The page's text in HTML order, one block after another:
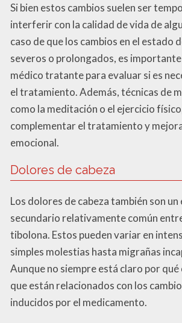
Si bien estos cambios suelen ser
interferir con la calidad de vida de
caso de que los cambios en el estado
severos o prolongados, es
médico tratante para evaluar si es
el tratamiento. Además, técnicas de
como la meditación o el ejercicio
complementar el tratamiento y
emocional.
Dolores de cabeza
Los dolores de cabeza también son
secundario relativamente común
tibolona. Estos pueden variar en
simples molestias hasta migrañas
Aunque no siempre está claro por qué
que están relacionados con los
inducidos por el medicamento.